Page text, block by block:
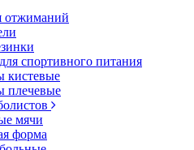
отжиманий
спортивного питания
кистевые
плечевые
мячи
форма